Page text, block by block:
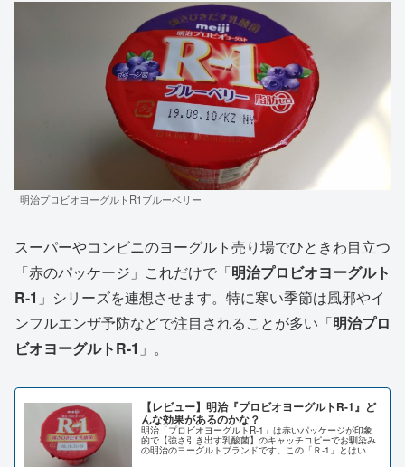
明治プロビオヨーグルトR1ブルーベリー
スーパーやコンビニのヨーグルト売り場でひときわ目立つ
「赤のパッケージ」これだけで「明治プロビオヨーグルト
R-1 」シリーズを連想させます。特に寒い季節は風邪やイ
ンフルエンザ予防などで注目されることが多い「明治プロ
ビオヨーグルトR-1 」。
【レビュー】明治『プロビオヨーグルトR-1』ど
んな効果があるのかな？
明治「プロビオヨーグルトR-1」は赤いパッケージが印象
的で【強さ引き出す乳酸菌】のキャッチコピーでお馴染み
の明治のヨーグルトブランドです。この「Ｒ-1」とはいっ
たいどんな効果がありるのか？名前の「R-1」とは何かを